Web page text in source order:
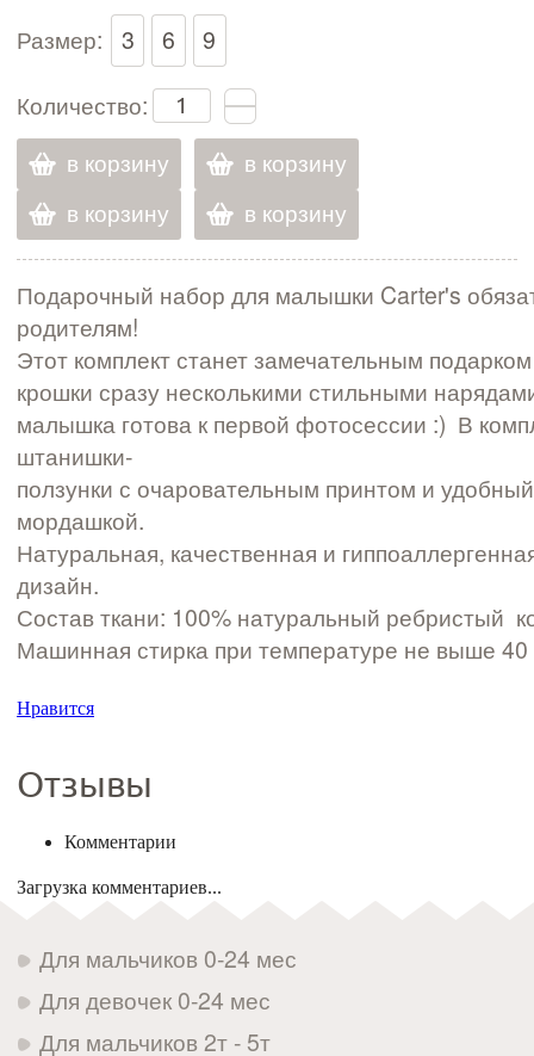
Размер: 3 6
9
Количество:
в корзину
в корзину
в корзину
в корзину
Подарочный набор для малышки Carter's
родителям!
Этот комплект станет замечательным
крошки сразу несколькими стильными
малышка готова к первой фотосессии :) В
штанишки­-
ползунки с очаровательным принтом и
мордашкой.
Натуральная, качественная и
дизайн.
Состав ткани: 100% натуральный ребристый
Машинная стирка при температуре не выше 40
Нравится
Отзывы
Комментарии
Загрузка комментариев...
Для мальчиков 0-24 мес
Для девочек 0-24 мес
Для мальчиков 2т - 5т